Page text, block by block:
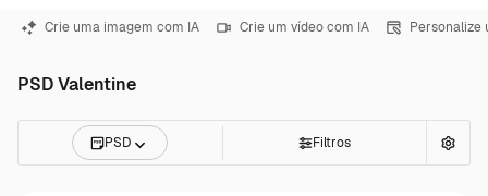
Crie uma imagem com IA Crie um vídeo com IA Personalize
PSD Valentine
PSD Filtros